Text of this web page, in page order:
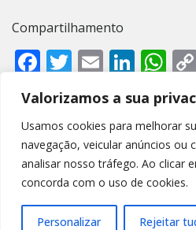
Valorizamos a sua
Usamos cookies para melhorar
navegação, veicular anúncios ou
analisar nosso tráfego. Ao clicar
concorda com o uso de cookies.
Personalizar Rejeitar
Compartilhamento
Facebook
Twitter
Email
Estúdio de
Wellington
sessões
em Afogados
Por Juliana Lima
29 de novembro de 2023 às 10:35